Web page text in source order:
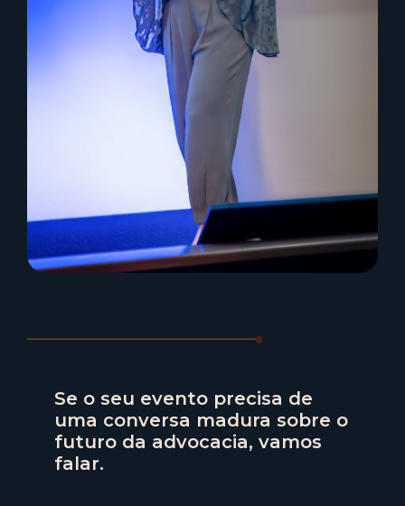
Se o seu evento precisa de
uma conversa madura sobre o
futuro da advocacia, vamos
falar.